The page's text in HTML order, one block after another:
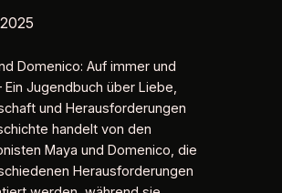
Domenico: Auf immer und
Ein Jugendbuch über Liebe,
und Herausforderungen
handelt von den
Maya und Domenico, die
Herausforderungen